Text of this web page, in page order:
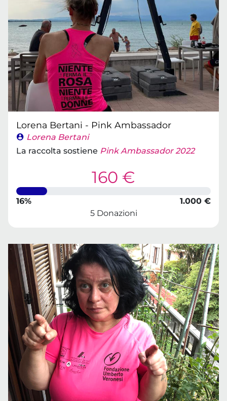
Lorena Bertani - Pink Ambassador
Lorena Bertani
La raccolta sostiene Pink Ambassador 2022
160 €
16%
1.000 €
5 Donazioni